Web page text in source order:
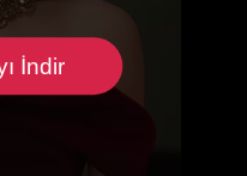
İndir